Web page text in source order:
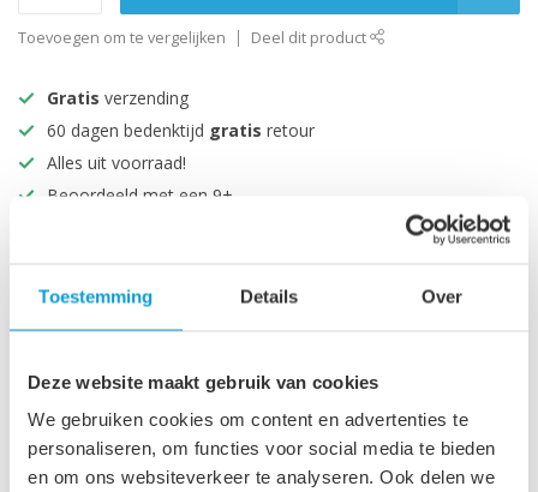
Toestemming Details Over
Deze website maakt gebruik van cookies
We gebruiken cookies om content en advertenties te
personaliseren, om functies voor social media te bieden
en om ons websiteverkeer te analyseren. Ook delen we
Toevoegen om te vergelijken Deel dit product
Gratis verzending
60 dagen bedenktijd gratis retour
Alles uit voorraad!
Beoordeeld met een 9+
Specificaties
Recent bekeken